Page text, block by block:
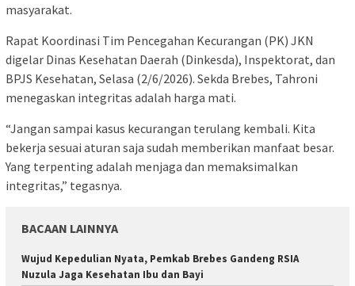
masyarakat.
Rapat Koordinasi Tim Pencegahan Kecurangan (PK) JKN
digelar Dinas Kesehatan Daerah (Dinkesda), Inspektorat, dan
BPJS Kesehatan, Selasa (2/6/2026). Sekda Brebes, Tahroni
menegaskan integritas adalah harga mati.
“Jangan sampai kasus kecurangan terulang kembali. Kita
bekerja sesuai aturan saja sudah memberikan manfaat besar.
Yang terpenting adalah menjaga dan memaksimalkan
integritas,” tegasnya.
BACAAN LAINNYA
Wujud Kepedulian Nyata, Pemkab Brebes Gandeng RSIA
Nuzula Jaga Kesehatan Ibu dan Bayi